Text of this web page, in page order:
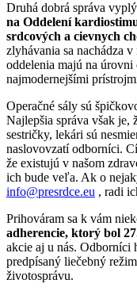
Druhá dobrá správa
na Oddelení
srdcových a cievnych
zlyhávania sa nachádza
oddelenia majú na
najmodernejšími
Operačné sály sú
Najlepšia správa však je,
sestričky, lekári sú
naslovovzatí odborníci.
že existujú v našom
ich bude veľa. Ak o
info@presrdce.eu , radi
Prihováram sa k vám
adherencie, ktorý bol
akcie aj u nás.
predpísaný liečebný
životosprávu.